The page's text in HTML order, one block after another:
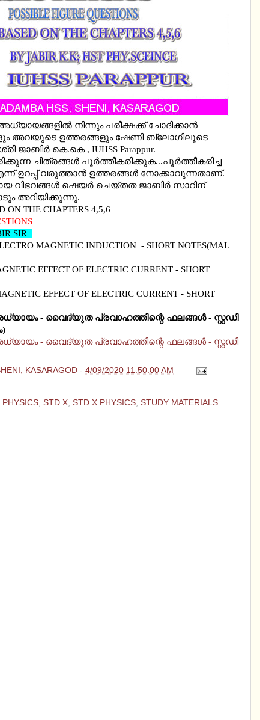
അധ്യായങ്ങളിൽ നിന്നും പരീക്ഷക്ക് ചോദിക്കാൻ
അവയുടെ ഉത്തരങ്ങളും ഷേണി ബ്ലോഗിലൂടെ
കെ.കെ , IUHSS Parappur.
ചിത്രങ്ങള്‍ പൂർത്തീകരിക്കുക...പൂര്‍ത്തീകരിച്ച
ഉറപ്പ് വരുത്താന്‍ ഉത്തരങ്ങള്‍ നോക്കാവുന്നതാണ്.
വിഭവങ്ങള്‍ ഷെയര്‍ ചെയ്തത ജാബിര്‍ സാറിന്
അറിയിക്കുന്നു.
ON THE CHAPTERS 4,5,6
SIR
MAGNETIC INDUCTION - SHORT NOTES(MAL
EFFECT OF ELECTRIC CURRENT - SHORT
EFFECT OF ELECTRIC CURRENT - SHORT
- വൈദ്യുത പ്രവാഹത്തിന്റെ ഫലങ്ങള്‍ - സ്റ്റഡി
- വൈദ്യുത പ്രവാഹത്തിന്റെ ഫലങ്ങള്‍ - സ്റ്റഡി
KASARAGOD - 4/09/2020 11:50:00 AM
PHYSICS STD X STD X PHYSICS STUDY MATERIALS